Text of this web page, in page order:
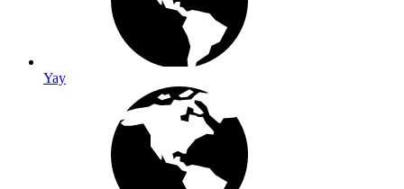
Yay